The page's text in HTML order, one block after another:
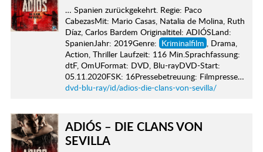
… Spanien zurückgekehrt. Regie: Paco
CabezasMit: Mario Casas, Natalia de Molina, Ruth
Díaz, Carlos Bardem Originaltitel: ADIÓSLand:
SpanienJahr: 2019Genre: Kriminalfilm , Drama,
Action, Thriller Laufzeit: 116 Min.Sprachfassung:
dtF, OmUFormat: DVD, Blu-rayDVD-Start:
05.11.2020FSK: 16Pressebetreuung: Filmpresse…
dvd-blu-ray/id/adios-die-clans-von-sevilla/
ADIÓS – DIE CLANS VON
SEVILLA